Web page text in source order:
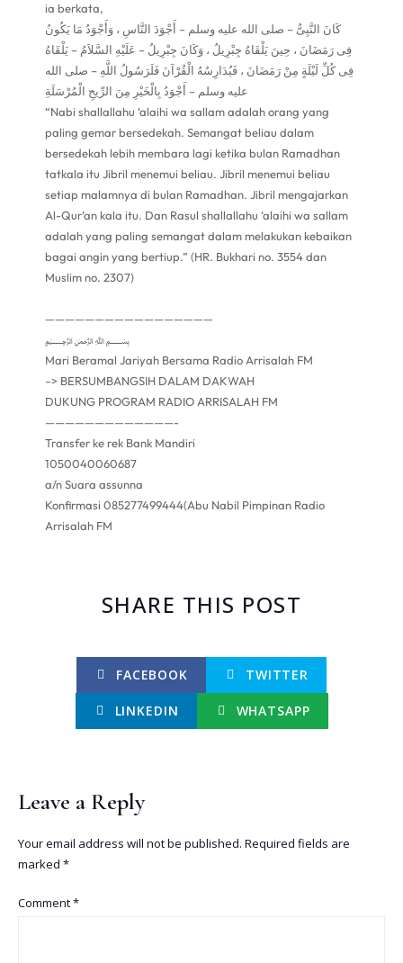
ia berkata,
كَانَ النَّبِىُّ – صلى الله عليه وسلم – أَجْوَدَ النَّاسِ ، وَأَجْوَدُ مَا يَكُونُ
فِى رَمَضَانَ ، حِينَ يَلْقَاهُ جِبْرِيلُ ، وَكَانَ جِبْرِيلُ – عَلَيْهِ السَّلاَمُ – يَلْقَاهُ
فِى كُلِّ لَيْلَةٍ مِنْ رَمَضَانَ ، فَيُدَارِسُهُ الْقُرْآنَ فَلَرَسُولُ اللَّهِ – صلى الله
عليه وسلم – أَجْوَدُ بِالْخَيْرِ مِنَ الرِّيحِ الْمُرْسَلَةِ
“Nabi shallallahu ‘alaihi wa sallam adalah orang yang
paling gemar bersedekah. Semangat beliau dalam
bersedekah lebih membara lagi ketika bulan Ramadhan
tatkala itu Jibril menemui beliau. Jibril menemui beliau
setiap malamnya di bulan Ramadhan. Jibril mengajarkan
Al-Qur’an kala itu. Dan Rasul shallallahu ‘alaihi wa sallam
adalah yang paling semangat dalam melakukan kebaikan
bagai angin yang bertiup.” (HR. Bukhari no. 3554 dan
Muslim no. 2307)
—————————————————
﷽
Mari Beramal Jariyah Bersama Radio Arrisalah FM
–> BERSUMBANGSIH DALAM DAKWAH
DUKUNG PROGRAM RADIO ARRISALAH FM
—————————————-
Transfer ke rek Bank Mandiri
1050040060687
a/n Suara assunna
Konfirmasi 085277499444(Abu Nabil Pimpinan Radio
Arrisalah FM
SHARE THIS POST
FACEBOOK TWITTER
LINKEDIN WHATSAPP
Leave a Reply
Your email address will not be published. Required fields are
marked *
Comment*